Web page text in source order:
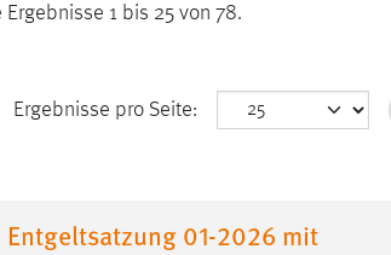
Ergebnisse 1 bis 25 von 78.
Ergebnisse pro Seite:
01-2026 mit